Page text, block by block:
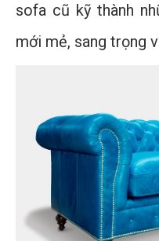
sofa cũ kỹ thành
mới mẻ, sang trọng